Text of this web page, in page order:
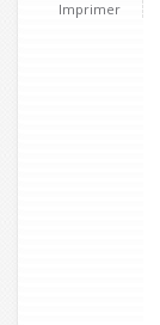
Imprimer